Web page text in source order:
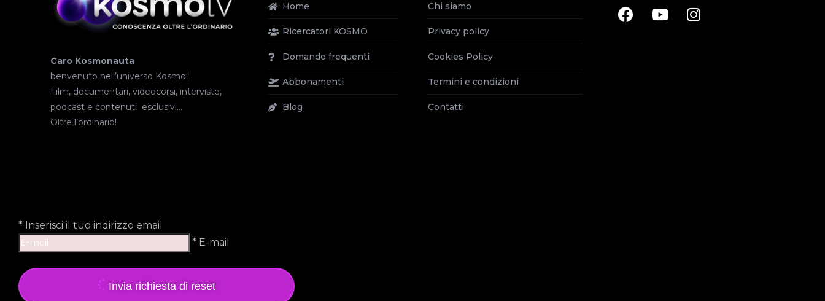
Caro Kosmonauta
benvenuto nell’universo Kosmo!
Film, documentari, videocorsi, interviste,
podcast e contenuti esclusivi…
Oltre l’ordinario!
Home
Ricercatori KOSMO
Domande frequenti
Abbonamenti
Blog
Chi siamo
Privacy policy
Cookies Policy
Termini e condizioni
Contatti
* Inserisci il tuo indirizzo email
* E-mail
Invia richiesta di reset